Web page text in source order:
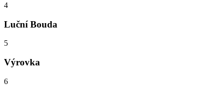
4
Luční Bouda
5
Výrovka
6